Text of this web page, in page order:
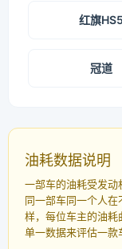
红旗HS5
冠道
油耗数据说明
一部车的油耗受发动
同一部车同一个人
样，每位车主的油耗
单一数据来评估一款